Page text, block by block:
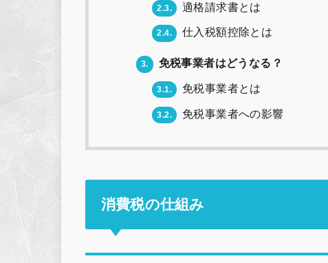
2.3. 適格請求書とは
2.4. 仕入税額控除とは
3. 免税事業者はどうなる？
3.1. 免税事業者とは
3.2. 免税事業者への影響
消費税の仕組み